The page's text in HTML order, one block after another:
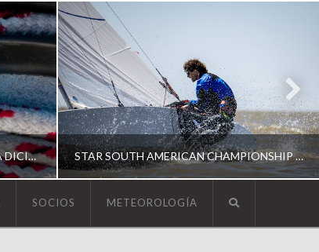
ESCUELA DE YACHTING | AGOSTO A DICIEMBRE 2026 STAR SOUTH AMERICAN CHAMPIONSHIP 2026
SOCIOS METEOROLOGÍA